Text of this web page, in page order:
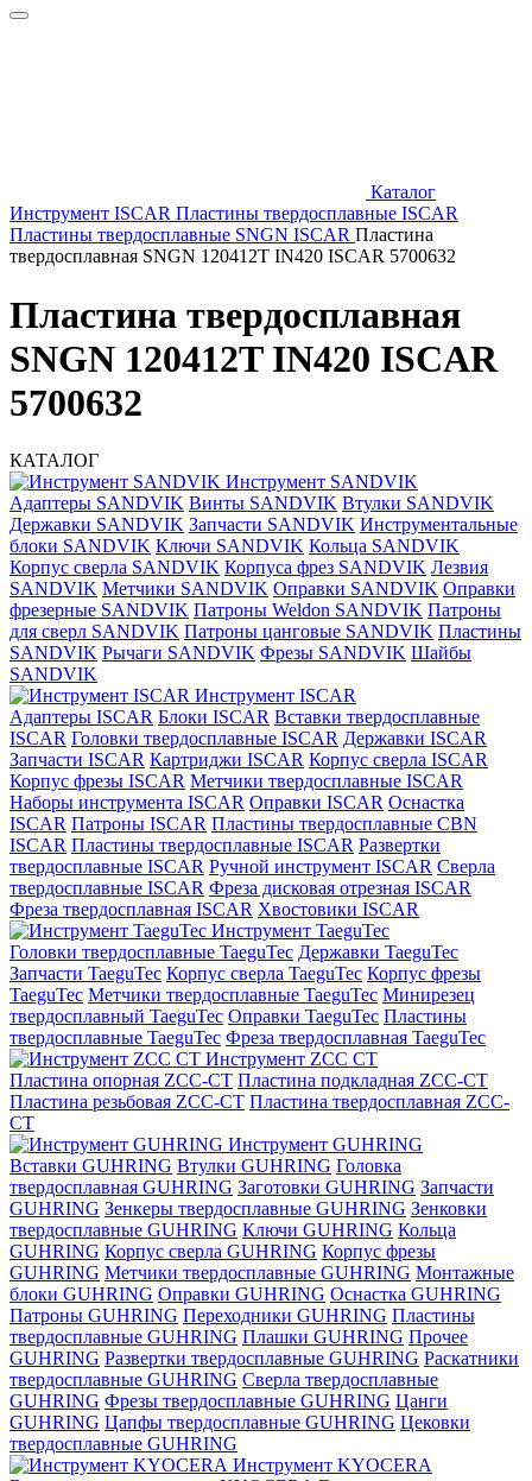
Каталог
Инструмент ISCAR Пластины твердосплавные ISCAR
Пластины твердосплавные SNGN ISCAR Пластина
твердосплавная SNGN 120412T IN420 ISCAR 5700632
Пластина твердосплавная
SNGN 120412T IN420 ISCAR
5700632
КАТАЛОГ
Инструмент SANDVIK
Адаптеры SANDVIK Винты SANDVIK Втулки SANDVIK
Державки SANDVIK Запчасти SANDVIK Инструментальные
блоки SANDVIK Ключи SANDVIK Кольца SANDVIK
Корпус сверла SANDVIK Корпуса фрез SANDVIK Лезвия
SANDVIK Метчики SANDVIK Оправки SANDVIK Оправки
фрезерные SANDVIK Патроны Weldon SANDVIK Патроны
для сверл SANDVIK Патроны цанговые SANDVIK Пластины
SANDVIK Рычаги SANDVIK Фрезы SANDVIK Шайбы
SANDVIK
Инструмент ISCAR
Адаптеры ISCAR Блоки ISCAR Вставки твердосплавные
ISCAR Головки твердосплавные ISCAR Державки ISCAR
Запчасти ISCAR Картриджи ISCAR Корпус сверла ISCAR
Корпус фрезы ISCAR Метчики твердосплавные ISCAR
Наборы инструмента ISCAR Оправки ISCAR Оснастка
ISCAR Патроны ISCAR Пластины твердосплавные CBN
ISCAR Пластины твердосплавные ISCAR Развертки
твердосплавные ISCAR Ручной инструмент ISCAR Сверла
твердосплавные ISCAR Фреза дисковая отрезная ISCAR
Фреза твердосплавная ISCAR Хвостовики ISCAR
Инструмент TaeguTec
Головки твердосплавные TaeguTec Державки TaeguTec
Запчасти TaeguTec Корпус сверла TaeguTec Корпус фрезы
TaeguTec Метчики твердосплавные TaeguTec Минирезец
твердосплавный TaeguTec Оправки TaeguTec Пластины
твердосплавные TaeguTec Фреза твердосплавная TaeguTec
Инструмент ZCС CT
Пластина опорная ZCC-CT Пластина подкладная ZCC-CT
Пластина резьбовая ZCC-CT Пластина твердосплавная ZCC-
CT
Инструмент GUHRING
Вставки GUHRING Втулки GUHRING Головка
твердосплавная GUHRING Заготовки GUHRING Запчасти
GUHRING Зенкеры твердосплавные GUHRING Зенковки
твердосплавные GUHRING Ключи GUHRING Кольца
GUHRING Корпус сверла GUHRING Корпус фрезы
GUHRING Метчики твердосплавные GUHRING Монтажные
блоки GUHRING Оправки GUHRING Оснастка GUHRING
Патроны GUHRING Переходники GUHRING Пластины
твердосплавные GUHRING Плашки GUHRING Прочее
GUHRING Развертки твердосплавные GUHRING Раскатники
твердосплавные GUHRING Сверла твердосплавные
GUHRING Фрезы твердосплавные GUHRING Цанги
GUHRING Цапфы твердосплавные GUHRING Цековки
твердосплавные GUHRING
Инструмент KYOCERA